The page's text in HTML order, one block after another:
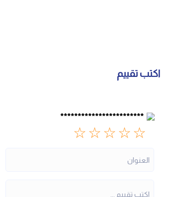
اكتب تقييم
************************
☆ ☆ ☆ ☆ ☆